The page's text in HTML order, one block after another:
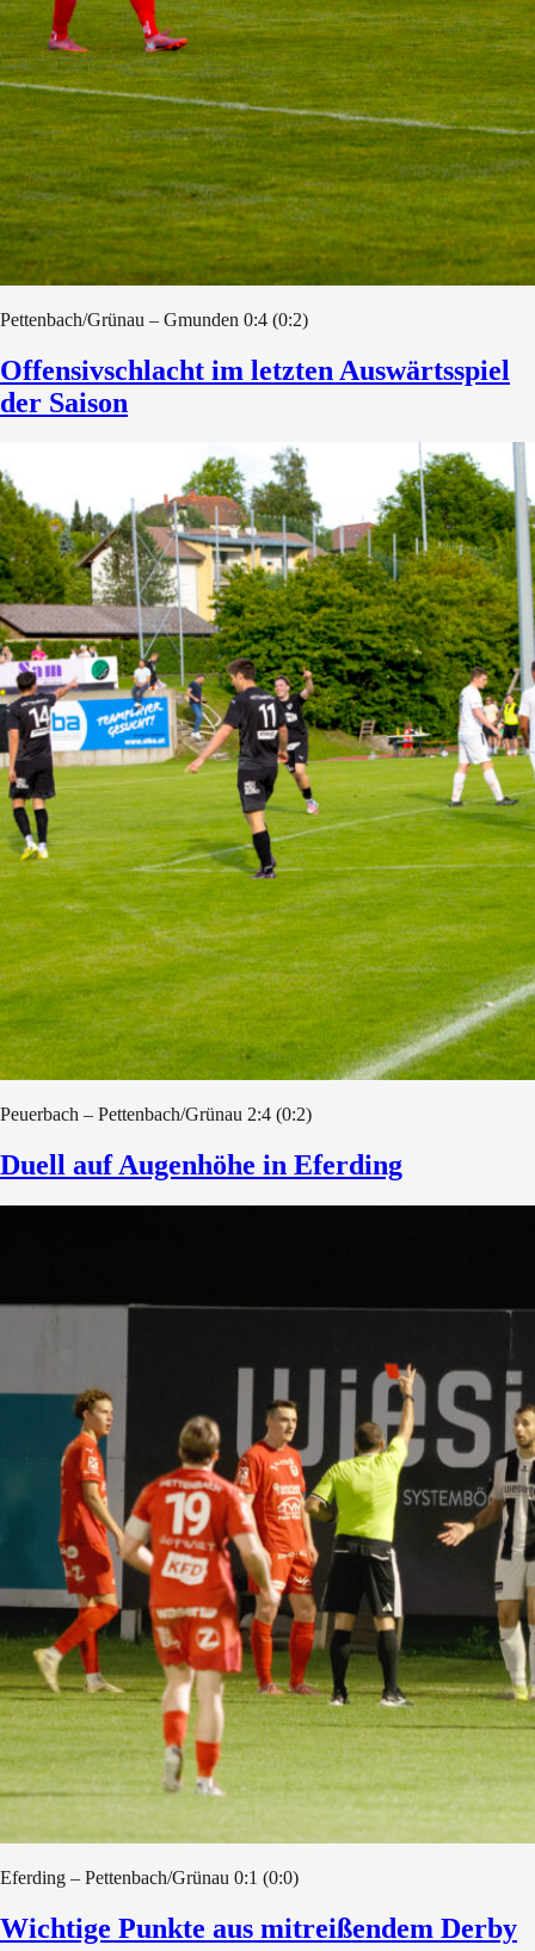
Pettenbach/Grünau – Gmunden 0:4 (0:2)
Offensivschlacht im letzten Auswärtsspiel
der Saison
Peuerbach – Pettenbach/Grünau 2:4 (0:2)
Duell auf Augenhöhe in Eferding
Eferding – Pettenbach/Grünau 0:1 (0:0)
Wichtige Punkte aus mitreißendem Derby